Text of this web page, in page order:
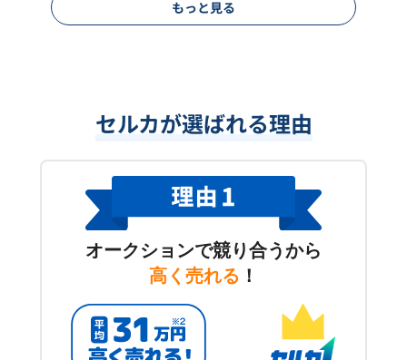
もっと見る
セルカが選ばれる理由
オークションで競り合うから
高く売れる ！